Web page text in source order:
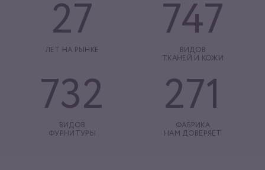
27
ЛЕТ НА РЫНКЕ
747
ВИДОВ
ТКАНЕЙ И КОЖИ
732
ВИДОВ
ФУРНИТУРЫ
271
ФАБРИКА
НАМ ДОВЕРЯЕТ